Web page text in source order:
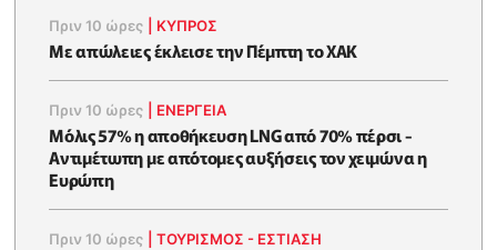
Πριν 10 ώρες ΚΥΠΡΟΣ
Με απώλειες έκλεισε την Πέμπτη το ΧΑΚ
Πριν 10 ώρες ΕΝΈΡΓΕΙΑ
Μόλις 57% η αποθήκευση LNG από 70% πέρσι -
Αντιμέτωπη με απότομες αυξήσεις τον χειμώνα η
Ευρώπη
Πριν 10 ώρες |ΤΟΥΡΙΣΜΟΣ - ΕΣΤΙΑΣΗ